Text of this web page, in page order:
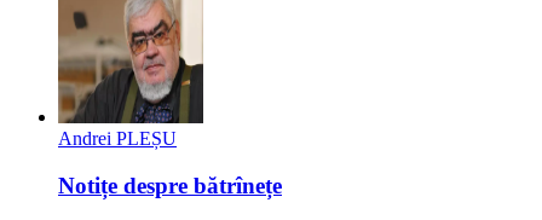
Andrei PLEȘU
Notițe despre bătrînețe